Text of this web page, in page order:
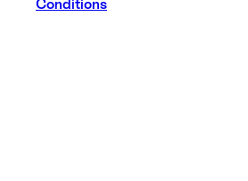
Conditions